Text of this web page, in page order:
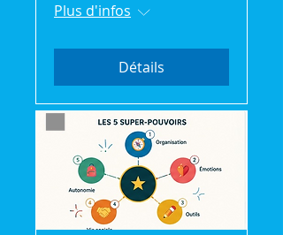
Plus d'infos
Détails